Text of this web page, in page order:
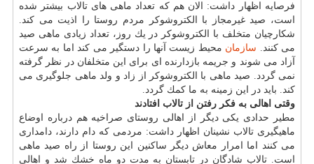
فرصایه اظهار داشت: الان هم كه تعداد ماهی های تالاب بیشتر شده
است، صید غیرمجاز با الكتروشوكر مردم روستا را اذیت می كند.
شكارچیان متخلف با الكتروشوكر در یك روز، تعداد زیادی ماهی صید
می كنند. سازمان محیط زیست آنها را دستگیر می كند اما به سرعت
آزاد می شوند و جریمه بازدارنده ای برای این متخلفان در نظر گرفته
نمی گردد. صید ماهی با الكتروشوكر از زاد و ولد ماهی جلوگیری می
كند. باید در این زمینه به ما كمك گردد.
وقتی اهالی به فكر رفتن از تالاب افتادند
مطیر حدادی یكی دیگر از اهالی روستای صراخیه هم درباره اوضاع
ماهیگیری تالاب نشینان اظهار داشت: مردمی كه دام دارند، دامداری
می كنند اما امرار معاش دیگر ساكنین این روستا از راه صید ماهی
است. تالاب شادگان در تابستان به مدت دو ماه خشك شد و اهالی